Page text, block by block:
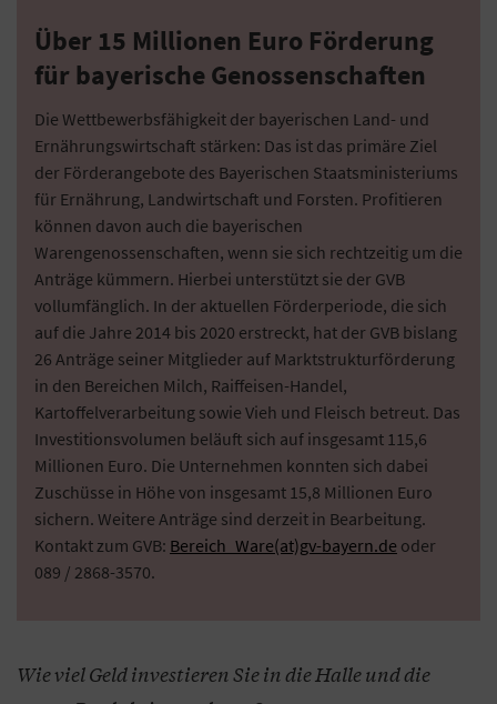
Über 15 Millionen Euro Förderung
für bayerische Genossenschaften
Die Wettbewerbsfähigkeit der bayerischen Land- und
Ernährungswirtschaft stärken: Das ist das primäre Ziel
der Förderangebote des Bayerischen Staatsministeriums
für Ernährung, Landwirtschaft und Forsten. Profitieren
können davon auch die bayerischen
Warengenossenschaften, wenn sie sich rechtzeitig um die
Anträge kümmern. Hierbei unterstützt sie der GVB
vollumfänglich. In der aktuellen Förderperiode, die sich
auf die Jahre 2014 bis 2020 erstreckt, hat der GVB bislang
26 Anträge seiner Mitglieder auf Marktstrukturförderung
in den Bereichen Milch, Raiffeisen-Handel,
Kartoffelverarbeitung sowie Vieh und Fleisch betreut. Das
Investitionsvolumen beläuft sich auf insgesamt 115,6
Millionen Euro. Die Unternehmen konnten sich dabei
Zuschüsse in Höhe von insgesamt 15,8 Millionen Euro
sichern. Weitere Anträge sind derzeit in Bearbeitung.
Kontakt zum GVB: Bereich_Ware(at)gv-bayern.de oder
089 / 2868-3570.
Wie viel Geld investieren Sie in die Halle und die